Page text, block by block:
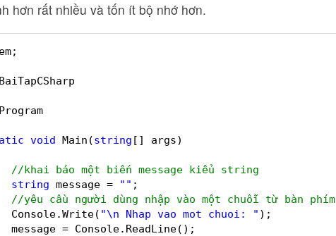
hơn rất nhiều và tốn ít bộ nhớ hơn.
BaiTapCSharp
Program
void Main(string [] args)
//khai báo một biến message kiểu string
string message = "" ;
//yêu cầu người dùng nhập vào một chuỗi từ bàn phím
Console.Write( "\n Nhap vao mot chuoi: " );
message = Console.ReadLine();